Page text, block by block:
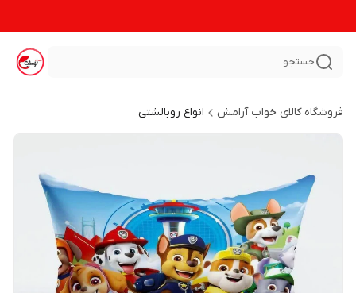
جستجو
فروشگاه کالای خواب آرامش انواع روبالشتی